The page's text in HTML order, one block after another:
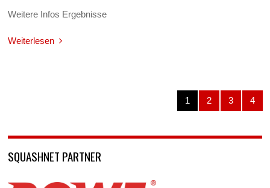
Weitere Infos Ergebnisse
Weiterlesen
1 2 3 4
SQUASHNET PARTNER